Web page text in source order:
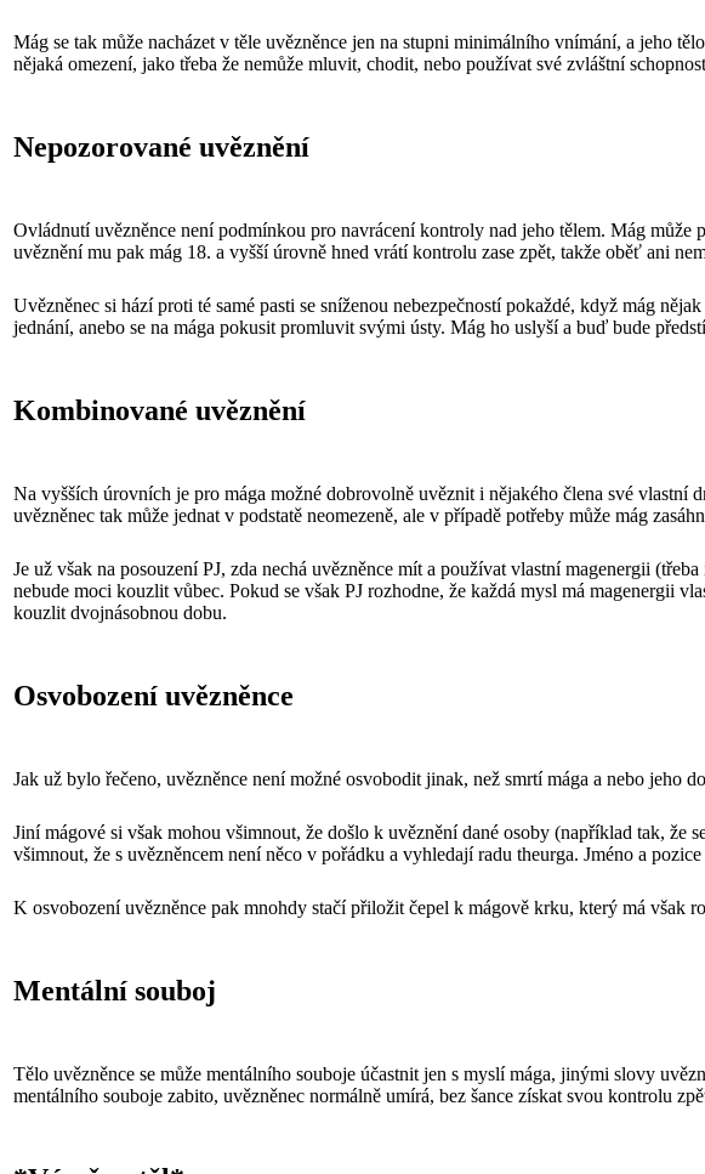
Mág se tak může nacházet v těle uvězněnce jen na stupni minimálního vnímání, a jeho
nějaká omezení, jako třeba že nemůže mluvit, chodit, nebo používat své zvláštní
Nepozorované uvěznění
Ovládnutí uvězněnce není podmínkou pro navrácení kontroly nad jeho tělem. Mág
uvěznění mu pak mág 18. a vyšší úrovně hned vrátí kontrolu zase zpět, takže oběť ani
Uvězněnec si hází proti té samé pasti se sníženou nebezpečností pokaždé, když mág
jednání, anebo se na mága pokusit promluvit svými ústy. Mág ho uslyší a buď bude
Kombinované uvěznění
Na vyšších úrovních je pro mága možné dobrovolně uvěznit i nějakého člena své
uvězněnec tak může jednat v podstatě neomezeně, ale v případě potřeby může mág
Je už však na posouzení PJ, zda nechá uvězněnce mít a používat vlastní magenergii
nebude moci kouzlit vůbec. Pokud se však PJ rozhodne, že každá mysl má magenergii
kouzlit dvojnásobnou dobu.
Osvobození uvězněnce
Jak už bylo řečeno, uvězněnce není možné osvobodit jinak, než smrtí mága a nebo jeho
Jiní mágové si však mohou všimnout, že došlo k uvěznění dané osoby (například tak, že
všimnout, že s uvězněncem není něco v pořádku a vyhledají radu theurga. Jméno a
K osvobození uvězněnce pak mnohdy stačí přiložit čepel k mágově krku, který má však
Mentální souboj
Tělo uvězněnce se může mentálního souboje účastnit jen s myslí mága, jinými slovy
mentálního souboje zabito, uvězněnec normálně umírá, bez šance získat svou kontrolu